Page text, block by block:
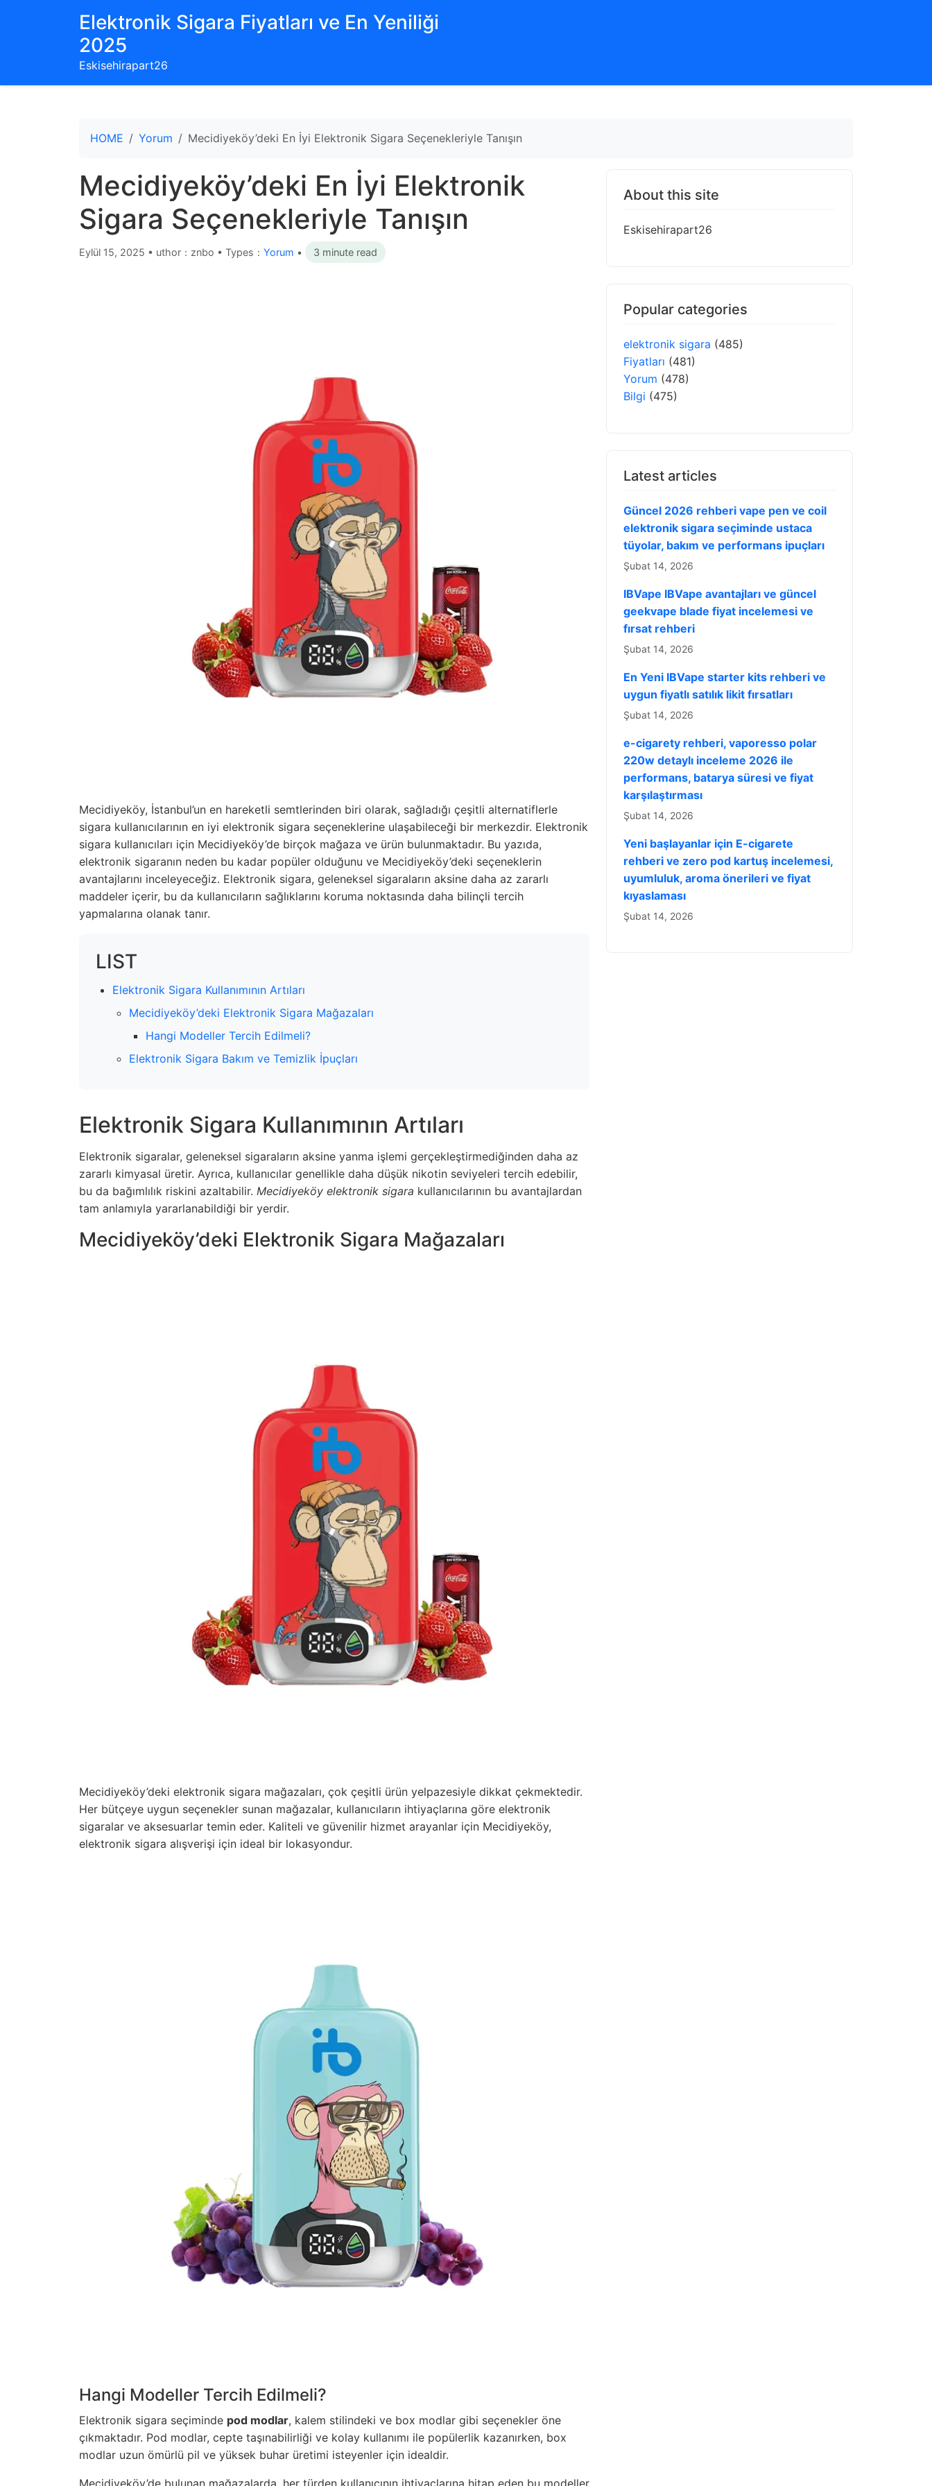
Elektronik Sigara Fiyatları ve En Yeniliği
2025
Eskisehirapart26
HOME Yorum Mecidiyeköy’deki En İyi Elektronik Sigara Seçenekleriyle Tanışın
Mecidiyeköy’deki En İyi Elektronik
Sigara Seçenekleriyle Tanışın
Eylül 15, 2025 • uthor：znbo • Types： Yorum • 3 minute read
Mecidiyeköy, İstanbul’un en hareketli semtlerinden biri olarak, sağladığı çeşitli alternatiflerle
sigara kullanıcılarının en iyi elektronik sigara seçeneklerine ulaşabileceği bir merkezdir. Elektronik
sigara kullanıcıları için Mecidiyeköy’de birçok mağaza ve ürün bulunmaktadır. Bu yazıda,
elektronik sigaranın neden bu kadar popüler olduğunu ve Mecidiyeköy’deki seçeneklerin
avantajlarını inceleyeceğiz. Elektronik sigara, geleneksel sigaraların aksine daha az zararlı
maddeler içerir, bu da kullanıcıların sağlıklarını koruma noktasında daha bilinçli tercih
yapmalarına olanak tanır.
LIST
Elektronik Sigara Kullanımının Artıları
Mecidiyeköy’deki Elektronik Sigara Mağazaları
Hangi Modeller Tercih Edilmeli?
Elektronik Sigara Bakım ve Temizlik İpuçları
Elektronik Sigara Kullanımının Artıları
Elektronik sigaralar, geleneksel sigaraların aksine yanma işlemi gerçekleştirmediğinden daha az
zararlı kimyasal üretir. Ayrıca, kullanıcılar genellikle daha düşük nikotin seviyeleri tercih edebilir,
bu da bağımlılık riskini azaltabilir. Mecidiyeköy elektronik sigara kullanıcılarının bu avantajlardan
tam anlamıyla yararlanabildiği bir yerdir.
Mecidiyeköy’deki Elektronik Sigara Mağazaları
Mecidiyeköy’deki elektronik sigara mağazaları, çok çeşitli ürün yelpazesiyle dikkat çekmektedir.
Her bütçeye uygun seçenekler sunan mağazalar, kullanıcıların ihtiyaçlarına göre elektronik
sigaralar ve aksesuarlar temin eder. Kaliteli ve güvenilir hizmet arayanlar için Mecidiyeköy,
elektronik sigara alışverişi için ideal bir lokasyondur.
Hangi Modeller Tercih Edilmeli?
Elektronik sigara seçiminde pod modlar, kalem stilindeki ve box modlar gibi seçenekler öne
çıkmaktadır. Pod modlar, cepte taşınabilirliği ve kolay kullanımı ile popülerlik kazanırken, box
modlar uzun ömürlü pil ve yüksek buhar üretimi isteyenler için idealdir.
Mecidiyeköy’de bulunan mağazalarda, her türden kullanıcının ihtiyaçlarına hitap eden bu modeller
About this site
Eskisehirapart26
Popular categories
elektronik sigara (485)
Fiyatları (481)
Yorum (478)
Bilgi (475)
Latest articles
Güncel 2026 rehberi vape pen ve coil
elektronik sigara seçiminde ustaca
tüyolar, bakım ve performans ipuçları
Şubat 14, 2026
IBVape IBVape avantajları ve güncel
geekvape blade fiyat incelemesi ve
fırsat rehberi
Şubat 14, 2026
En Yeni IBVape starter kits rehberi ve
uygun fiyatlı satılık likit fırsatları
Şubat 14, 2026
e-cigarety rehberi, vaporesso polar
220w detaylı inceleme 2026 ile
performans, batarya süresi ve fiyat
karşılaştırması
Şubat 14, 2026
Yeni başlayanlar için E-cigarete
rehberi ve zero pod kartuş incelemesi,
uyumluluk, aroma önerileri ve fiyat
kıyaslaması
Şubat 14, 2026